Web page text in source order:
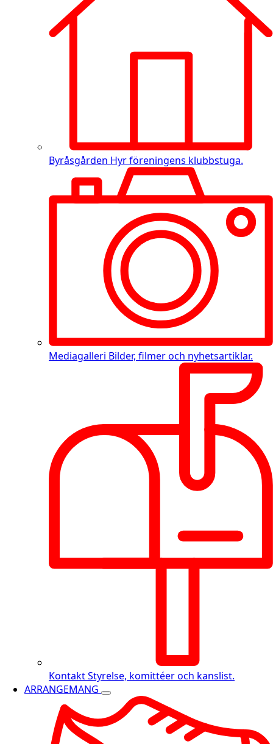
Byråsgården Hyr föreningens klubbstuga.
Mediagalleri Bilder, filmer och nyhetsartiklar.
KontaktStyrelse, komittéer och kanslist.
ARRANGEMANG